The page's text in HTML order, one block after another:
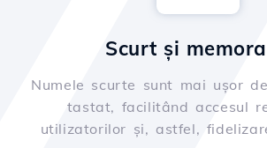
Scurt și
Numele scurte sunt mai ușor
tastat, facilitând accesul
utilizatorilor și, astfel,